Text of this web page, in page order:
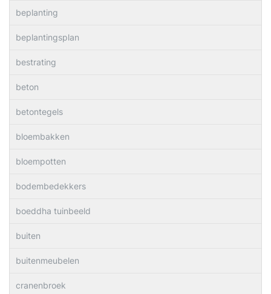
beplanting
beplantingsplan
bestrating
beton
betontegels
bloembakken
bloempotten
bodembedekkers
boeddha tuinbeeld
buiten
buitenmeubelen
cranenbroek